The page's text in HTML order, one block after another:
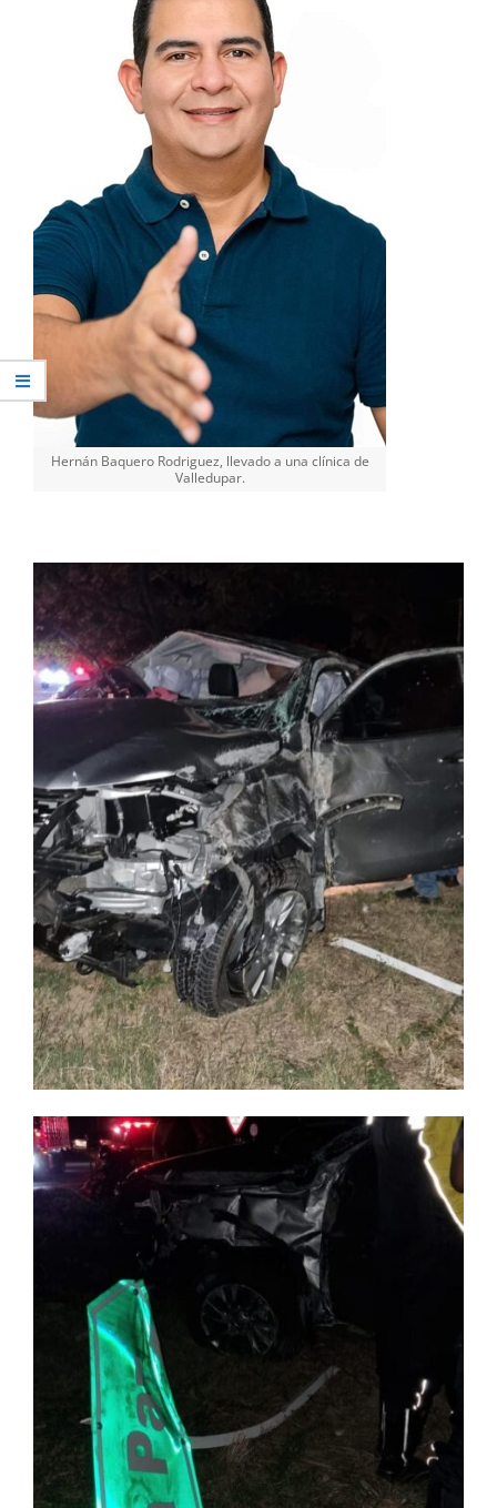
Hernán Baquero Rodriguez, llevado a una clínica de
Valledupar.